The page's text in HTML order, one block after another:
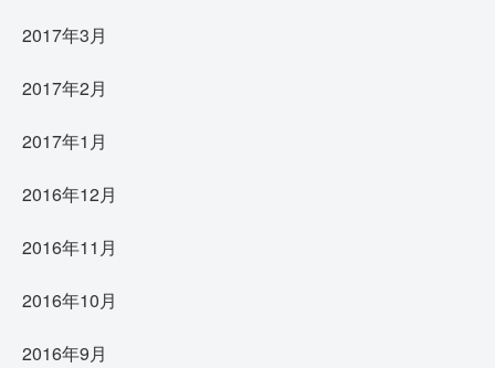
2017年3月
2017年2月
2017年1月
2016年12月
2016年11月
2016年10月
2016年9月